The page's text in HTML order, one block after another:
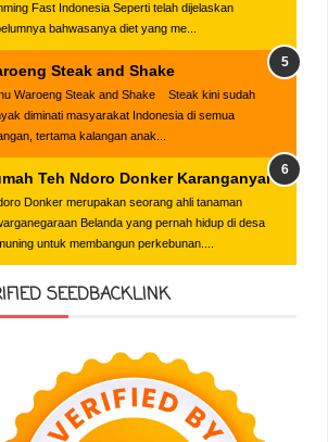
Fast Indonesia Seperti telah dijelaskan
bahwasanya diet yang me...
Steak and Shake
Waroeng Steak and Shake Steak kini sudah
diminati masyarakat Indonesia di semua
tertama kalangan anak...
Teh Ndoro Donker Karanganyar
Donker merupakan seorang ahli tanaman
Belanda yang pernah hidup di desa
untuk membangun perkebunan....
SEEDBACKLINK